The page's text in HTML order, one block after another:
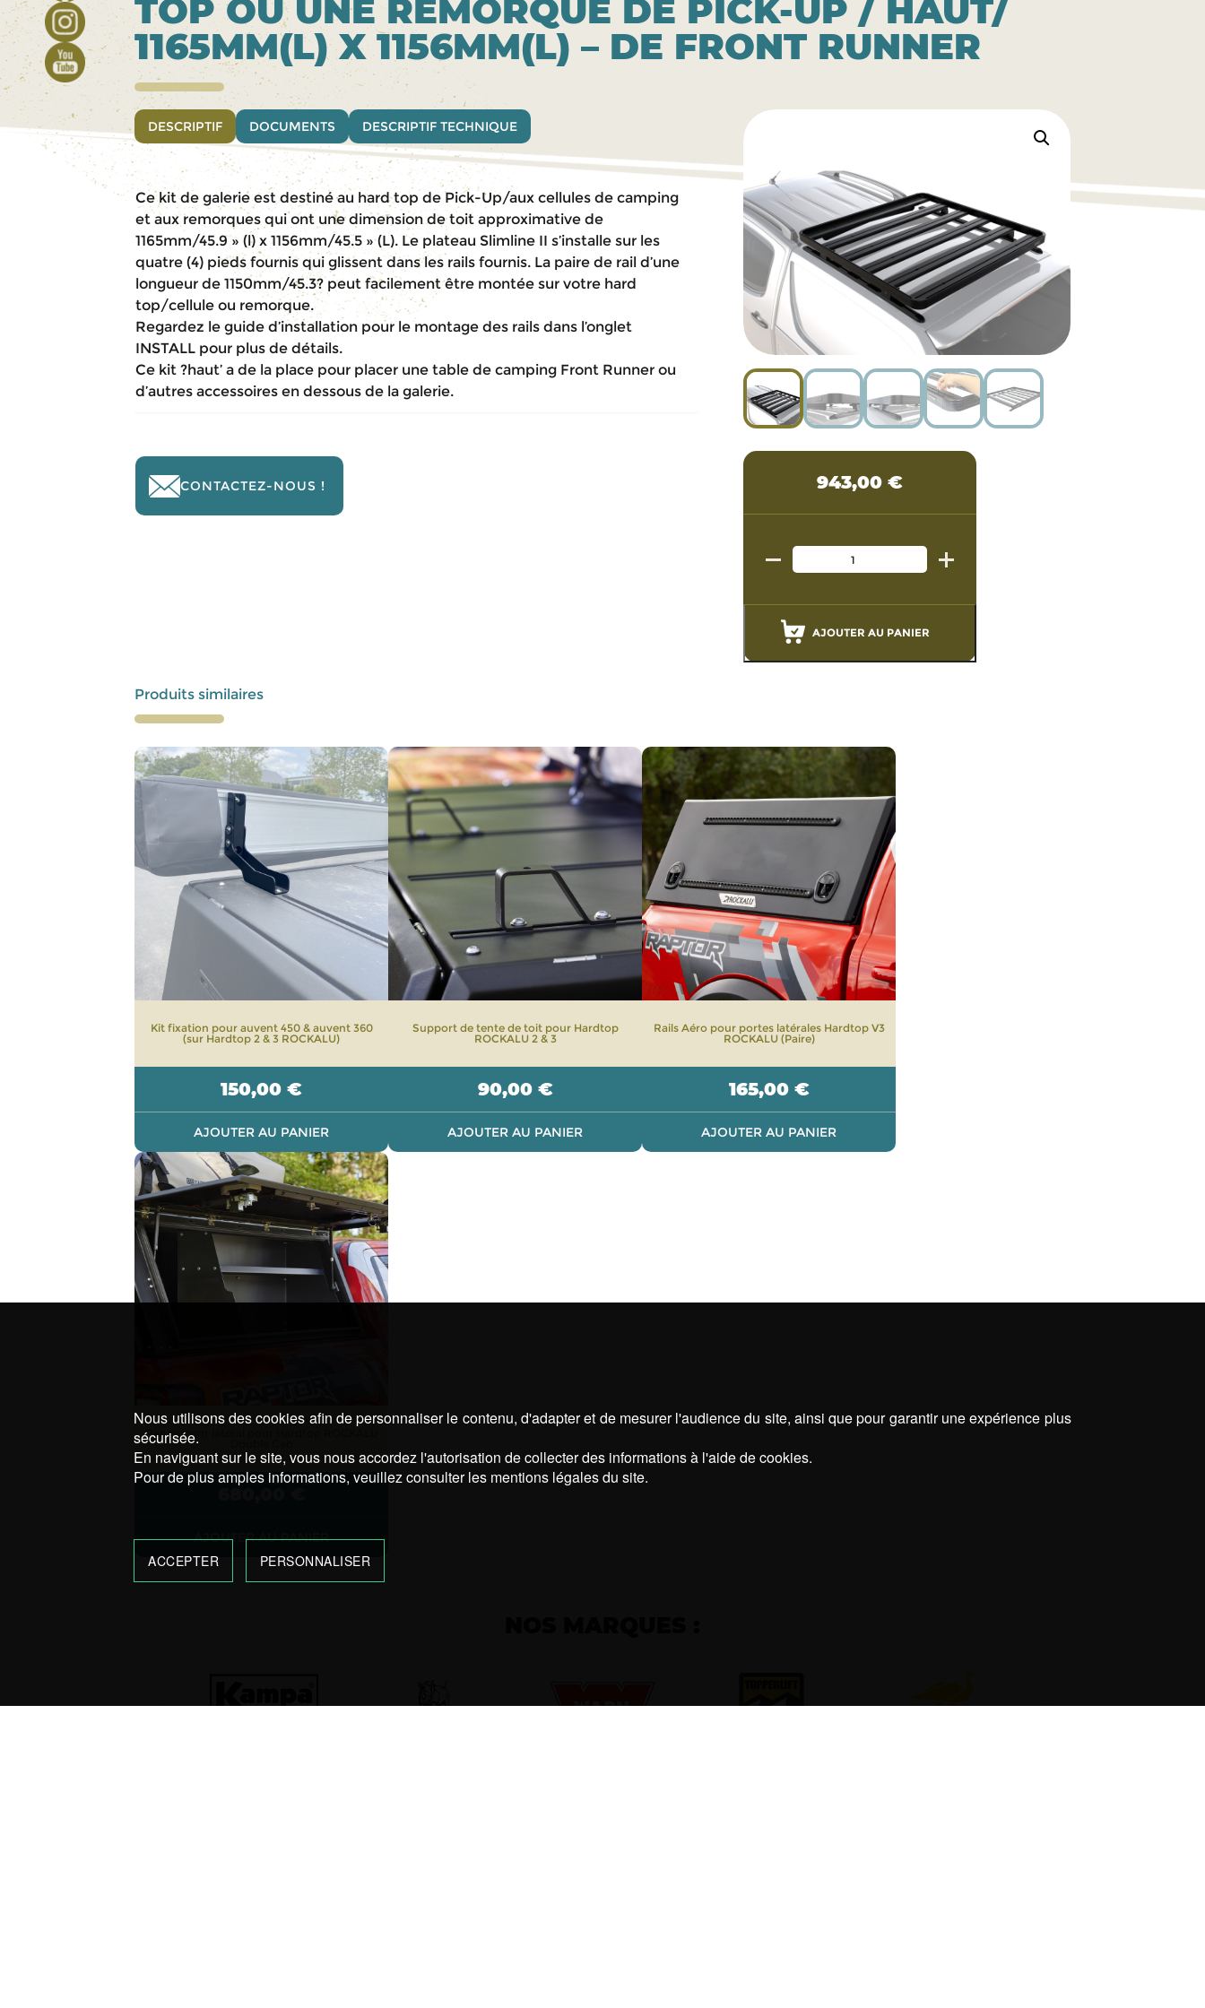
TOP OU UNE REMORQUE DE PICK-UP / HAUT/
1165MM(L) X 1156MM(L) – DE FRONT RUNNER
AJOUTER AU PANIER
943,00 €
DESCRIPTIF DOCUMENTS DESCRIPTIF TECHNIQUE
Ce kit de galerie est destiné au hard top de Pick-Up/aux cellules de camping
et aux remorques qui ont une dimension de toit approximative de
1165mm/45.9 » (l) x 1156mm/45.5 » (L). Le plateau Slimline II s’installe sur les
quatre (4) pieds fournis qui glissent dans les rails fournis. La paire de rail d’une
longueur de 1150mm/45.3? peut facilement être montée sur votre hard
top/cellule ou remorque.
Regardez le guide d’installation pour le montage des rails dans l’onglet
INSTALL pour plus de détails.
Ce kit ?haut’ a de la place pour placer une table de camping Front Runner ou
d’autres accessoires en dessous de la galerie.
CONTACTEZ-NOUS !
Produits similaires
Kit fixation pour auvent 450 & auvent 360
(sur Hardtop 2 & 3 ROCKALU)
150,00 €
AJOUTER AU PANIER
Support de tente de toit pour Hardtop
ROCKALU 2 & 3
90,00 €
AJOUTER AU PANIER
Rails Aéro pour portes latérales Hardtop V3
ROCKALU (Paire)
165,00 €
AJOUTER AU PANIER
Rangement latéral pour Hardtop ROCKALU
AJOUTER AU PANIER
Nous utilisons des cookies afin de personnaliser le contenu, d'adapter et de mesurer l'audience du site, ainsi que pour garantir une expérience plus
sécurisée.
En naviguant sur le site, vous nous accordez l'autorisation de collecter des informations à l'aide de cookies.
Pour de plus amples informations, veuillez consulter les mentions légales du site.
ACCEPTER PERSONNALISER